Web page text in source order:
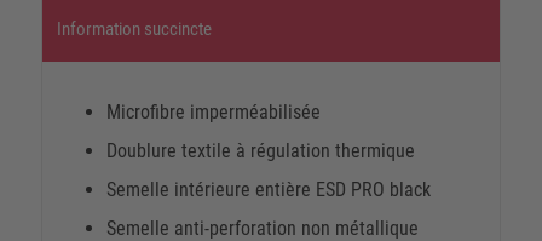
Information succincte
Microfibre imperméabilisée
Doublure textile à régulation thermique
Semelle intérieure entière ESD PRO black
Semelle anti-perforation non métallique